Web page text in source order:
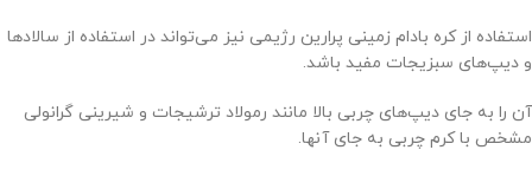
استفاده از کره بادام زمینی پرارین رژیمی نیز می‌تواند در استفاده از سالاد‌ها
و دیپ‌های سبزیجات مفید باشد.
آن را به جای دیپ‌های چربی بالا مانند رمولاد ترشیجات و شیرینی گرانولی
مشخص با کرم چربی به جای آنها.